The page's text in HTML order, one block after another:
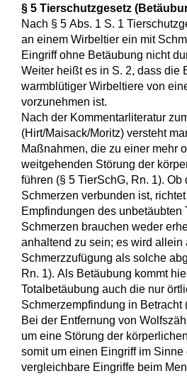
§ 5 Tierschutzgesetz
Nach § 5 Abs. 1 S. 1
an einem Wirbeltier ein mit
Eingriff ohne Betäubung nicht
Weiter heißt es in S. 2, dass die
warmblütiger Wirbeltiere von
vorzunehmen ist.
Nach der Kommentarliteratur
(Hirt/Maisack/Moritz) versteht
Maßnahmen, die zu einer mehr
weitgehenden Störung der
führen (§ 5 TierSchG, Rn. 1). Ob
Schmerzen verbunden ist,
Empfindungen des unbetäubten
Schmerzen brauchen weder
anhaltend zu sein; es wird allein
Schmerzzufügung als solche
Rn. 1). Als Betäubung kommt
Totalbetäubung auch die nur
Schmerzempfindung in Betracht
Bei der Entfernung von
um eine Störung der
somit um einen Eingriff im Sinne
vergleichbare Eingriffe beim